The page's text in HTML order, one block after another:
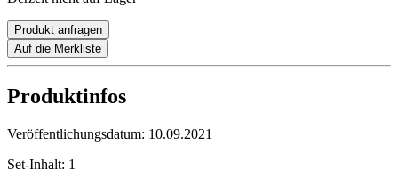
Produkt anfragen
Auf die Merkliste
Produktinfos
Veröffentlichungsdatum: 10.09.2021
Set-Inhalt: 1